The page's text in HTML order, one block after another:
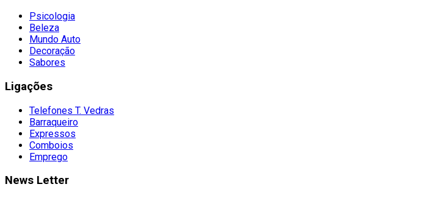
Psicologia
Beleza
Mundo Auto
Decoração
Sabores
Ligações
Telefones T. Vedras
Barraqueiro
Expressos
Comboios
Emprego
News Letter